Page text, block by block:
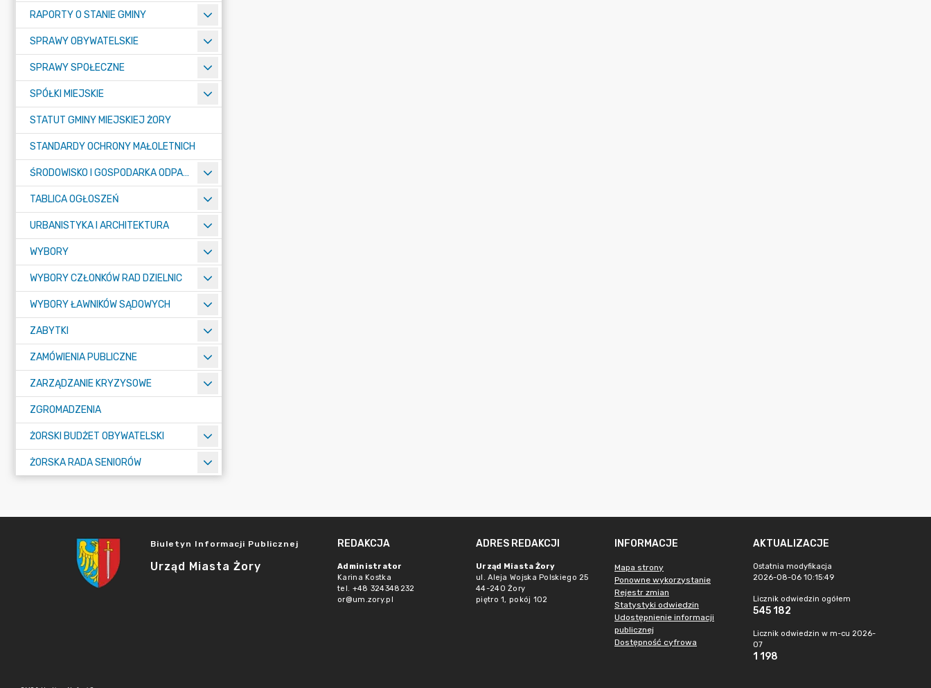
RAPORTY O STANIE GMINY
SPRAWY OBYWATELSKIE
SPRAWY SPOŁECZNE
SPÓŁKI MIEJSKIE
STATUT GMINY MIEJSKIEJ ŻORY
STANDARDY OCHRONY MAŁOLETNICH
ŚRODOWISKO I GOSPODARKA ODPADAMI
TABLICA OGŁOSZEŃ
URBANISTYKA I ARCHITEKTURA
WYBORY
WYBORY CZŁONKÓW RAD DZIELNIC
WYBORY ŁAWNIKÓW SĄDOWYCH
ZABYTKI
ZAMÓWIENIA PUBLICZNE
ZARZĄDZANIE KRYZYSOWE
ZGROMADZENIA
ŻORSKI BUDŻET OBYWATELSKI
ŻORSKA RADA SENIORÓW
Biuletyn Informacji Publicznej
Urząd Miasta Żory
REDAKCJA
Administrator
Karina Kostka
tel. +48 324348232
or@um.zory.pl
ADRES REDAKCJI
Urząd Miasta Żory
ul. Aleja Wojska Polskiego 25
44-240 Żory
piętro 1, pokój 102
INFORMACJE
Mapa strony
Ponowne wykorzystanie
Rejestr zmian
Statystyki odwiedzin
Udostępnienie informacji
publicznej
Dostępność cyfrowa
AKTUALIZACJE
Ostatnia modyfikacja
2026-08-06 10:15:49
Licznik odwiedzin ogółem
545 182
Licznik odwiedzin w m-cu 2026-
07
1 198